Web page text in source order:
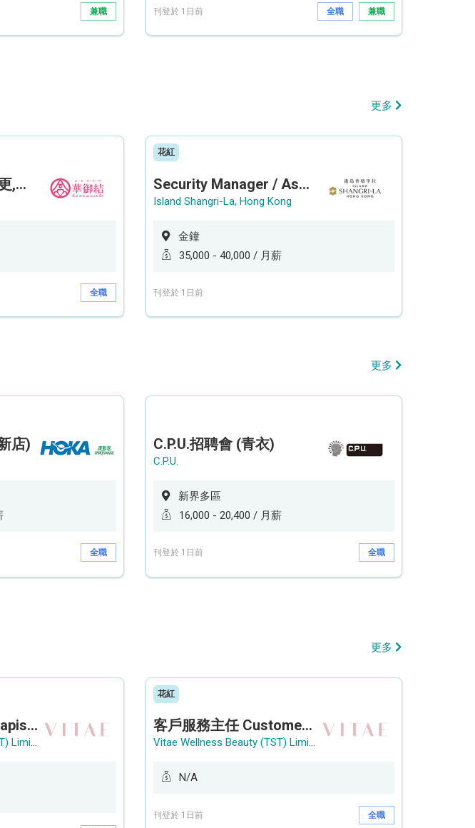
兼職 刊登於 1日前 全職 兼職
更多
華御結高級廚師 (早更,中央廚房)*底薪可達20k* (5天工作週)
全職
花紅
Security Manager / Assistant Security Manager
Island Shangri-La, Hong Kong
金鐘
35,000 - 40,000 / 月薪
刊登於 1日前
更多
店)
全職
C.P.U.招聘會 (青衣)
C.P.U.
新界多區
16,000 - 20,400 / 月薪
刊登於 1日前 全職
更多
美容師 Beauty Therapist (銅鑼灣 / 尖沙咀)
Vitae Wellness Beauty (TST) Limited
花紅
客戶服務主任 Customer Service Officer (銅鑼灣)
Vitae Wellness Beauty (TST) Limited
N/A
刊登於 1日前 全職